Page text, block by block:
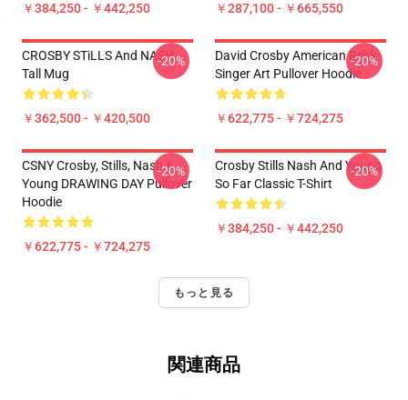
￥384,250 - ￥442,250 ￥287,100 - ￥665,550
CROSBY STiLLS And NASH
Tall Mug
￥362,500 - ￥420,500
-20%
David Crosby American Rock
Singer Art Pullover Hoodie
￥622,775 - ￥724,275
-20%
CSNY Crosby, Stills, Nash &
Young DRAWING DAY Pullover
Hoodie
￥622,775 - ￥724,275
-20%
Crosby Stills Nash And Young
So Far Classic T-Shirt
￥384,250 - ￥442,250
-20%
もっと見る
関連商品